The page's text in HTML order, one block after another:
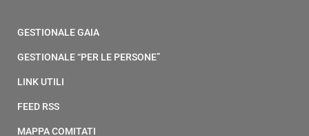
GESTIONALE GAIA
GESTIONALE “PER LE PERSONE”
LINK UTILI
FEED RSS
MAPPA COMITATI